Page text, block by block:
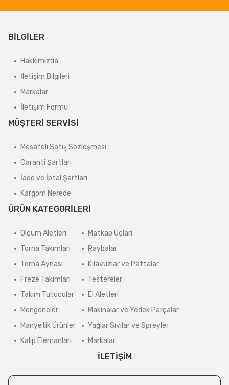
BİLGİLER
Hakkımızda
İletişim Bilgileri
Markalar
İletişim Formu
MÜŞTERİ SERVİSİ
Mesafeli Satış Sözleşmesi
Garanti Şartları
İade ve İptal Şartları
Kargom Nerede
ÜRÜN KATEGORİLERİ
Ölçüm Aletleri
Torna Takımları
Torna Aynası
Freze Takımları
Takım Tutucular
Mengeneler
Manyetik Ürünler
Kalıp Elemanları
Matkap Uçları
Raybalar
Kılavuzlar ve Paftalar
Testereler
El Aletleri
Makinalar ve Yedek Parçalar
Yağlar Sıvılar ve Spreyler
Markalar
İLETİŞİM